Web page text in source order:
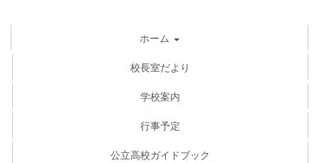
ホーム
校長室だより
学校案内
行事予定
公立高校ガイドブック